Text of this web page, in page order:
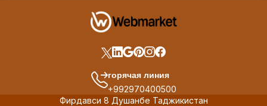
горячая линия
+992970400500
Фирдавси 8 Душанбе Таджикистан